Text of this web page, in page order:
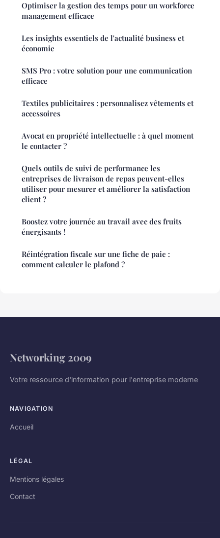
Optimiser la gestion des temps pour un workforce
management efficace
Les insights essentiels de l'actualité business et
économie
SMS Pro : votre solution pour une communication
efficace
Textiles publicitaires : personnalisez vêtements et
accessoires
Avocat en propriété intellectuelle : à quel moment
le contacter ?
Quels outils de suivi de performance les
entreprises de livraison de repas peuvent-elles
utiliser pour mesurer et améliorer la satisfaction
client ?
Boostez votre journée au travail avec des fruits
énergisants !
Réintégration fiscale sur une fiche de paie :
comment calculer le plafond ?
Networking 2009
Votre ressource d'information pour l'entreprise moderne
NAVIGATION
Accueil
LÉGAL
Mentions légales
Contact